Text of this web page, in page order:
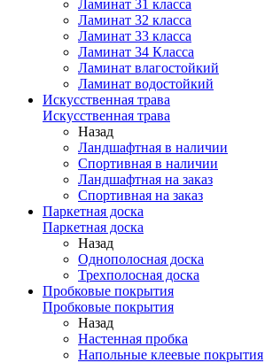
Ламинат 31 класса
Ламинат 32 класса
Ламинат 33 класса
Ламинат 34 Класса
Ламинат влагостойкий
Ламинат водостойкий
Искусственная трава
Искусственная трава
Назад
Ландшафтная в наличии
Спортивная в наличии
Ландшафтная на заказ
Спортивная на заказ
Паркетная доска
Паркетная доска
Назад
Однополосная доска
Трехполосная доска
Пробковые покрытия
Пробковые покрытия
Назад
Настенная пробка
Напольные клеевые покрытия